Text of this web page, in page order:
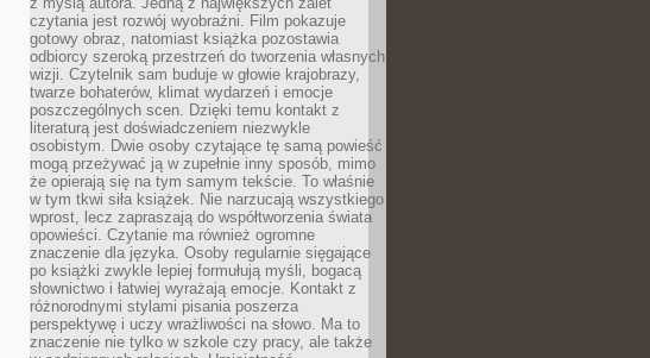
czytania jest rozwój wyobraźni. Film pokazuje
gotowy obraz, natomiast książka pozostawia
odbiorcy szeroką przestrzeń do tworzenia własnych
wizji. Czytelnik sam buduje w głowie krajobrazy,
twarze bohaterów, klimat wydarzeń i emocje
poszczególnych scen. Dzięki temu kontakt z
literaturą jest doświadczeniem niezwykle
osobistym. Dwie osoby czytające tę samą powieść
mogą przeżywać ją w zupełnie inny sposób, mimo
że opierają się na tym samym tekście. To właśnie
w tym tkwi siła książek. Nie narzucają wszystkiego
wprost, lecz zapraszają do współtworzenia świata
opowieści. Czytanie ma również ogromne
znaczenie dla języka. Osoby regularnie sięgające
po książki zwykle lepiej formułują myśli, bogacą
słownictwo i łatwiej wyrażają emocje. Kontakt z
różnorodnymi stylami pisania poszerza
perspektywę i uczy wrażliwości na słowo. Ma to
znaczenie nie tylko w szkole czy pracy, ale także